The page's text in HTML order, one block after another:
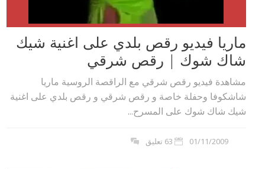
ماريا فيديو رقص بلدي على اغنية شيك
شاك شوك | رقص شرقي
مشاهدة فيديو رقص شرقي مع الراقصة الروسية ماريا
شاشكوفا وحفلة خاصة و رقص شرقي و رقص بلدي على اغنية
شيك شاك شوك على المسرح...
01/11/2009 63 تعليق